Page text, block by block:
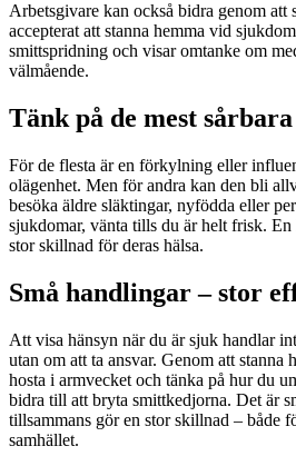
Arbetsgivare kan också bidra genom att
accepterat att stanna hemma vid
smittspridning och visar omtanke om
välmående.
Tänk på de mest sårbara
För de flesta är en förkylning eller
olägenhet. Men för andra kan den bli
besöka äldre släktingar, nyfödda eller
sjukdomar, vänta tills du är helt frisk.
stor skillnad för deras hälsa.
Små handlingar – stor
Att visa hänsyn när du är sjuk handlar
utan om att ta ansvar. Genom att stanna
hosta i armvecket och tänka på hur du
bidra till att bryta smittkedjorna. Det är
tillsammans gör en stor skillnad – både
samhället.